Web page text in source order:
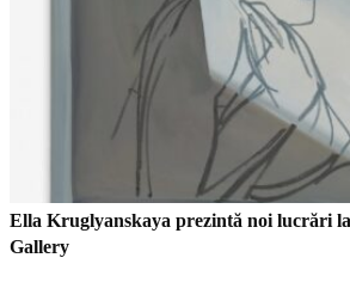
Ella Kruglyanskaya prezintă noi lucrări
Gallery